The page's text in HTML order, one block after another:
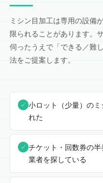
ミシン目加工は専用の設備
限られることがあります。
伺ったうえで「できる／難
法をご提案します。
✓ 小ロット（少量）の
れた
✓ チケット・回数券の
業者を探している